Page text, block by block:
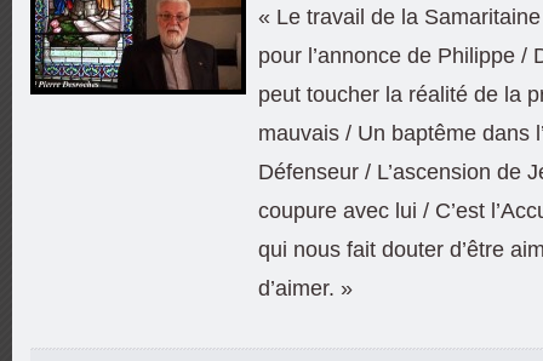
« Le travail de la
pour l’annonce de Philippe /
peut toucher la réalité de la
mauvais / Un baptême dans
Défenseur / L’ascension de
coupure avec lui / C’est
qui nous fait douter d’être
d’aimer. »